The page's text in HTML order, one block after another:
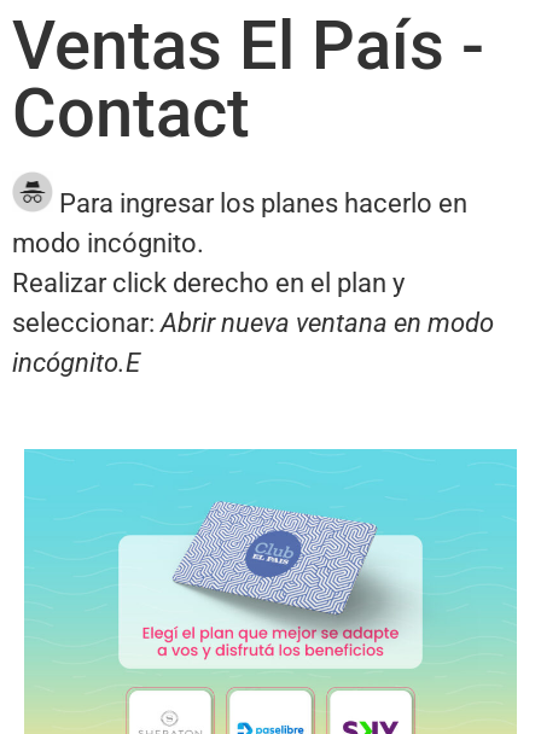
Ventas El País -
Contact
Para ingresar los planes hacerlo en
modo incógnito.
Realizar click derecho en el plan y
seleccionar: Abrir nueva ventana en modo
incógnito.E